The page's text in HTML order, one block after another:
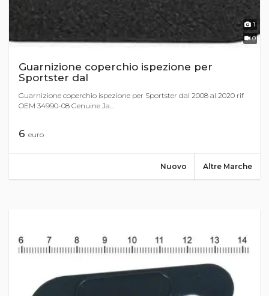
1
0
Guarnizione coperchio ispezione per
Sportster dal
Guarnizione coperchio ispezione per Sportster dal 2008 al 2020 rif
OEM 34990-08 Genuine Ja...
6 euro
Altre Marche
Nuovo